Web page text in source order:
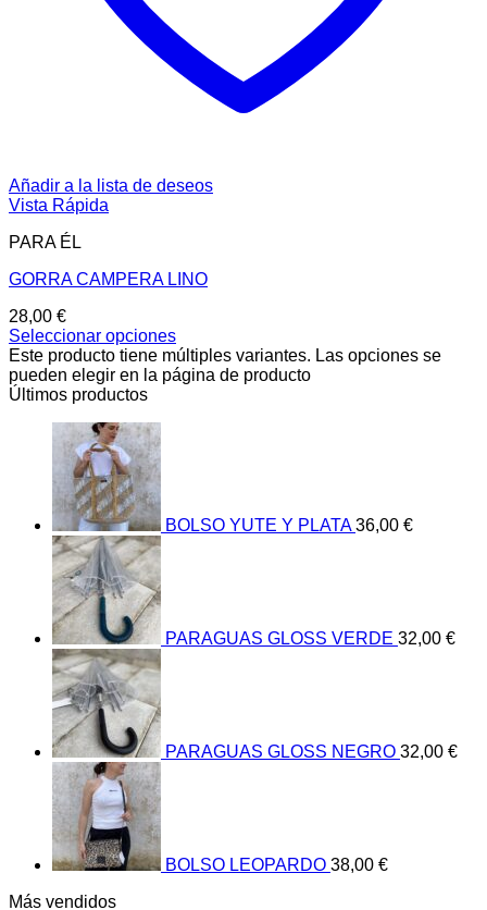
Añadir a la lista de deseos
Vista Rápida
PARA ÉL
GORRA CAMPERA LINO
28,00 €
Seleccionar opciones
Este producto tiene múltiples variantes. Las opciones se
pueden elegir en la página de producto
Últimos productos
BOLSO YUTE Y PLATA 36,00 €
PARAGUAS GLOSS VERDE 32,00 €
PARAGUAS GLOSS NEGRO 32,00 €
BOLSO LEOPARDO 38,00 €
Más vendidos